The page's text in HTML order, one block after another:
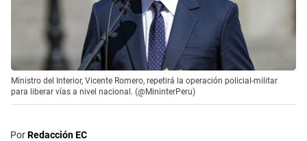
Ministro del Interior, Vicente Romero, repetirá la operación policial-militar
para liberar vías a nivel nacional. (@MininterPeru)
PorRedacción EC